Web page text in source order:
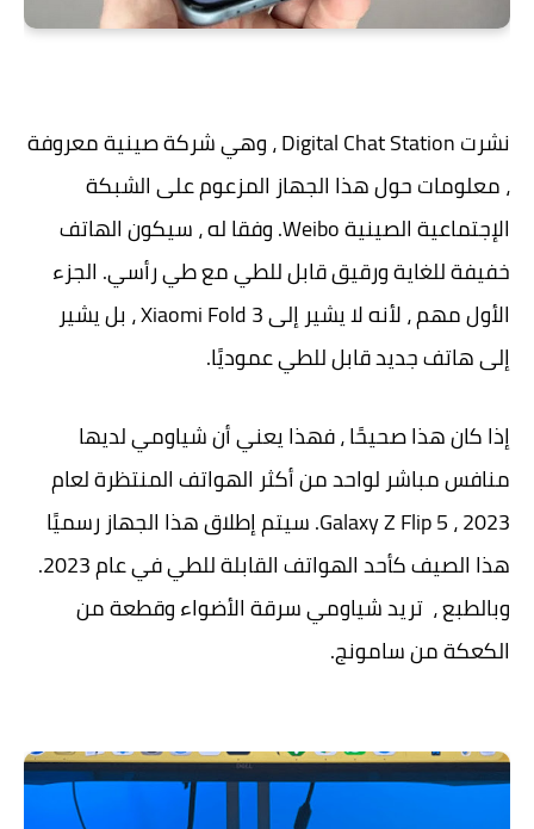
نشرت Digital Chat Station ، وهي شركة صينية معروفة
، معلومات حول هذا الجهاز المزعوم على الشبكة
الإجتماعية الصينية Weibo. وفقا له ، سيكون الهاتف
خفيفة للغاية ورقيق قابل للطي مع طي رأسي. الجزء
الأول مهم ، لأنه لا يشير إلى Xiaomi Fold 3 ، بل يشير
إلى هاتف جديد قابل للطي عموديًا.
إذا كان هذا صحيحًا ، فهذا يعني أن شياومي لديها
منافس مباشر لواحد من أكثر الهواتف المنتظرة لعام
2023 ، Galaxy Z Flip 5. سيتم إطلاق هذا الجهاز رسميًا
هذا الصيف كأحد الهواتف القابلة للطي في عام 2023.
وبالطبع ، تريد شياومي سرقة الأضواء وقطعة من
الكعكة من سامونج.